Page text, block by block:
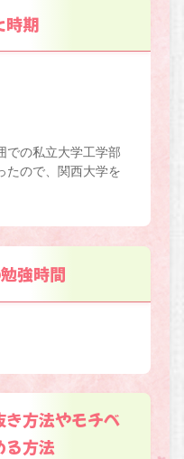
時期
での私立大学工学部
たので、関西大学を
強時間
き方法やモチベ
る方法